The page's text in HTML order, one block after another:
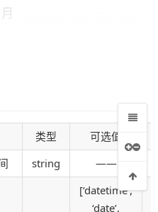
类型 可选值
string
——
[‘datetime’,
‘date’,